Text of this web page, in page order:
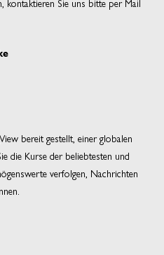
kontaktieren Sie uns bitte per Mail
bereit gestellt, einer globalen
die Kurse der beliebtesten und
verfolgen, Nachrichten